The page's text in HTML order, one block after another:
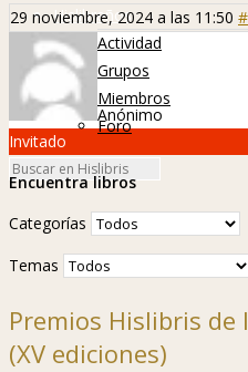
Hislibreños
Actividad
Grupos
Miembros
Foro
29 noviembre, 2024 a las 11:50
Anónimo
Invitado
Encuentra libros
Categorías
Temas
Premios Hislibris
(XV ediciones)